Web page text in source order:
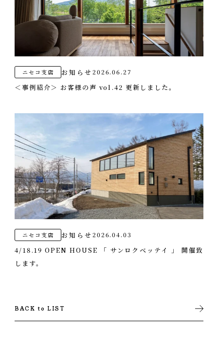
BACK to LIST
ニセコ支店 お知らせ 2026.06.27
＜事例紹介＞ お客様の声 vol.42 更新しました。
ニセコ支店 お知らせ 2026.04.03
4/18.19 OPEN HOUSE 「 サンロクベッテイ 」 開催致
します。